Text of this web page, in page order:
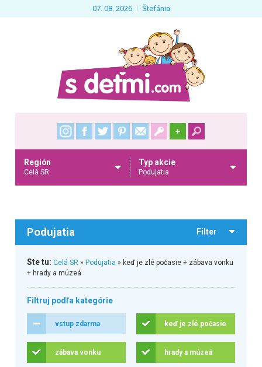
07. 08. 2026 Štefánia
+
Región
Celá SR
Typ akcie
Podujatia
Podujatia Filter
Ste tu: Celá SR» Podujatia » keď je zlé počasie + zábava vonku
+ hrady a múzeá
Filtruj podľa kategórie
vstup zdarma keď je zlé počasie
zábava vonku hrady a múzeá